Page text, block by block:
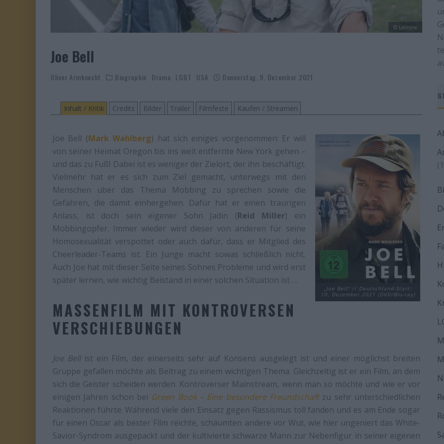
© Leonine
Joe Bell
Oliver Armknecht Biographie Drama LGBT USA Donnerstag, 9. Dezember 2021
Inhalt / Kritik Credits Bilder Trailer Filmfeste Kaufen / Streamen
„Joe Bell“ // Deutschland-Start:
10. Dezember 2021 (DVD/Blu-ray)
Joe Bell (Mark Wahlberg) hat sich einiges vorgenommen: Er will
von seiner Heimat Oregon bis ins weit entfernte New York gehen –
und das zu Fuß! Dabei ist es weniger der Zielort, der ihn beschäftigt.
Vielmehr hat er es sich zum Ziel gemacht, unterwegs mit den
Menschen über das Thema Mobbing zu sprechen sowie die
Gefahren, die damit einhergehen. Dafür hat er einen traurigen
Anlass, ist doch sein eigener Sohn Jadin (Reid Miller) ein
Mobbingopfer. Immer wieder wird dieser von anderen für seine
Homosexualität verspottet oder auch dafür, dass er Mitglied des
Cheerleader-Teams ist. Ein Junge macht sowas schließlich nicht.
Auch Joe hat mit dieser Seite seines Sohnes Probleme und wird erst
später lernen, wie wichtig Beistand in einer solchen Situation ist …
MASSENFILM MIT KONTROVERSEN
VERSCHIEBUNGEN
Joe Bellist ein Film, der einerseits sehr auf Konsens ausgelegt ist und einer möglichst breiten
Gruppe gefallen möchte als Beitrag zu einem wichtigen Thema. Gleichzeitig ist er ein Film, an dem
sich die Geister scheiden werden. Kontroverser Mainstream, wenn man so möchte und wie er vor
einigen Jahren schon bei Green Book – Eine besondere Freundschaftzu sehr unterschiedlichen
Reaktionen führte. Während viele den Einsatz gegen Rassismus toll fanden und es am Ende sogar
für einen Oscar als bester Film reichte, schäumten andere vor Wut, wie hier ungeniert das White-
Savior-Syndrom ausgepackt und der kultivierte schwarze Mann zur Nebenfigur in seiner eigenen